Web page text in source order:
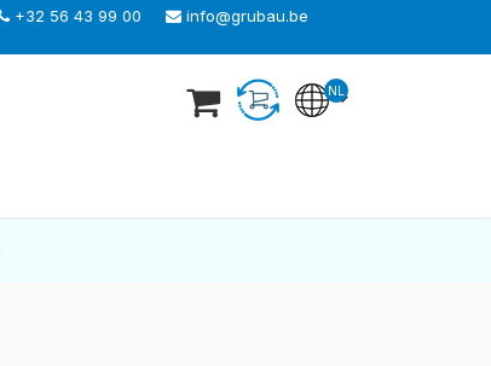
+32 56 43 99 00
info@grubau.be
NL